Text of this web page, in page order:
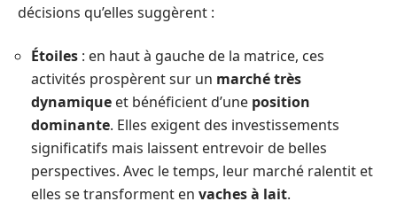
décisions qu’elles suggèrent :
Étoiles : en haut à gauche de la matrice, ces
activités prospèrent sur un marché très
dynamique et bénéficient d’une position
dominante. Elles exigent des investissements
significatifs mais laissent entrevoir de belles
perspectives. Avec le temps, leur marché ralentit et
elles se transforment en vaches à lait.